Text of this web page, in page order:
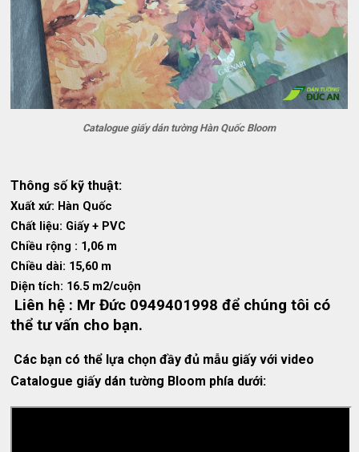
Catalogue giấy dán tường Hàn Quốc Bloom
Thông số kỹ thuật:
Xuất xứ: Hàn Quốc
Chất liệu: Giấy + PVC
Chiều rộng : 1,06 m
Chiều dài: 15,60 m
Diện tích: 16.5 m2/cuộn
Liên hệ : Mr Đức 0949401998 để chúng tôi có
thể tư vấn cho bạn.
Các bạn có thể lựa chọnđầy đủ mẫu giấy với video
Catalogue giấy dán tường Bloom phía dưới: